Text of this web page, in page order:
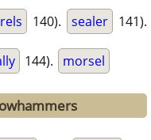
140). sealer 141).
144). morsel